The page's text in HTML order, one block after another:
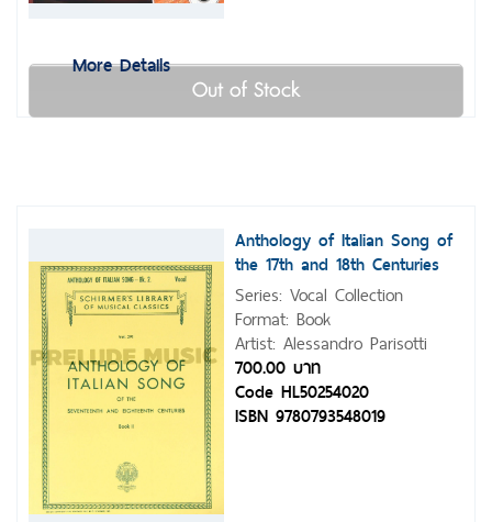
More Details
Out of Stock
Anthology of Italian Song of
the 17th and 18th Centuries
Series: Vocal Collection
Format: Book
Artist: Alessandro Parisotti
700.00 บาท
Code HL50254020
ISBN 9780793548019